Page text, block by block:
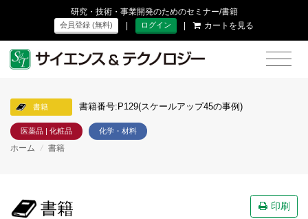
研究・技術・事業開発のためのセミナー/書籍
会員登録 (無料) | ログイン | カートを見る
書籍 書籍番号:P129(スケールアップ45の事例)
医薬品 | 化粧品 化学・材料
ホーム / 書籍
書籍 印刷